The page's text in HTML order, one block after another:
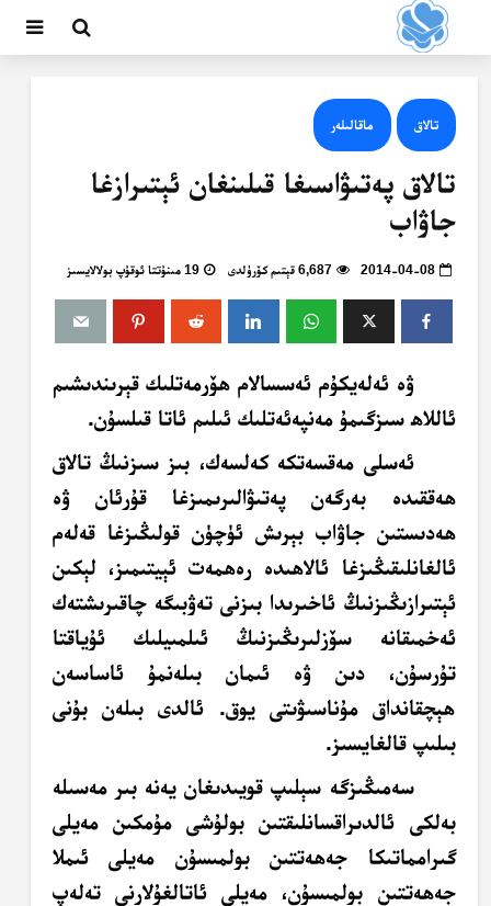
تالاق ماقالىلەر
تالاق پەتىۋاسىغا قىلىنغان ئېتىرازغا
جاۋاب
2014-04-08 6,687 قېتىم كۆرۈلدى 19 مىنۇتتا ئوقۇپ بولالايسىز
ۋە ئەلەيكۇم ئەسسالام ھۆرمەتلىك قېرىندىشىم
ئاللاھ سىزگىمۇ مەنپەئەتلىك ئىلىم ئاتا قىلسۇن.
ئەسلى مەقسەتكە كەلسەك، بىز سىزنىڭ تالاق
ھەققىدە بەرگەن پەتىۋالىرىمىزغا قۇرئان ۋە
ھەدىستىن جاۋاب بېرىش ئۈچۈن قولىڭىزغا قەلەم
ئالغانلىقىڭىزغا ئالاھىدە رەھمەت ئېيتىمىز، لېكىن
ئېتىرازىڭىزنىڭ ئاخىرىدا بىزنى تەۋبىگە چاقىرىشتەك
ئەخمىقانە سۆزلىرىڭىزنىڭ ئىلمىيلىك ئۇياقتا
تۇرسۇن، دىن ۋە ئىمان بىلەنمۇ ئاساسەن
ھېچقانداق مۇناسىۋىتى يوق. ئالدى بىلەن بۇنى
بىلىپ قالغايسىز.
سەمىڭىزگە سېلىپ قويىدىغان يەنە بىر مەسىلە
بەلكى ئالدىراقسانلىقتىن بولۇشى مۇمكىن مەيلى
گىرامماتىكا جەھەتتىن بولمىسۇن مەيلى ئىملا
جەھەتتىن بولمىسۇن، مەيلى ئاتالغۇلارنى تەلەپ